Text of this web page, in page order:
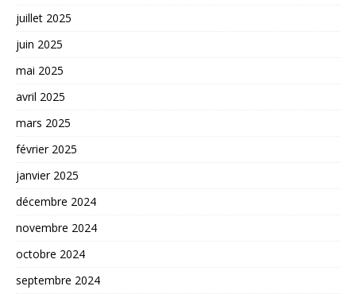
juillet 2025
juin 2025
mai 2025
avril 2025
mars 2025
février 2025
janvier 2025
décembre 2024
novembre 2024
octobre 2024
septembre 2024